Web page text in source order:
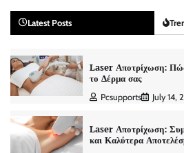
Latest Posts
Laser Αποτρίχωση:
το Δέρμα σας
Pcsupports July 14,
Laser Αποτρίχωση:
και Καλύτερα